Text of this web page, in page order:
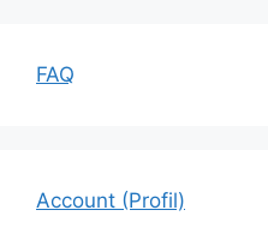
FAQ
Account (Profil)